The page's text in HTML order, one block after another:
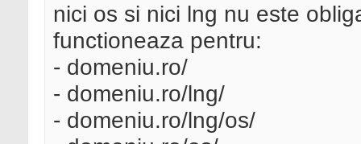
nici os si nici lng nu este
functioneaza pentru:
- domeniu.ro/
- domeniu.ro/lng/
- domeniu.ro/lng/os/